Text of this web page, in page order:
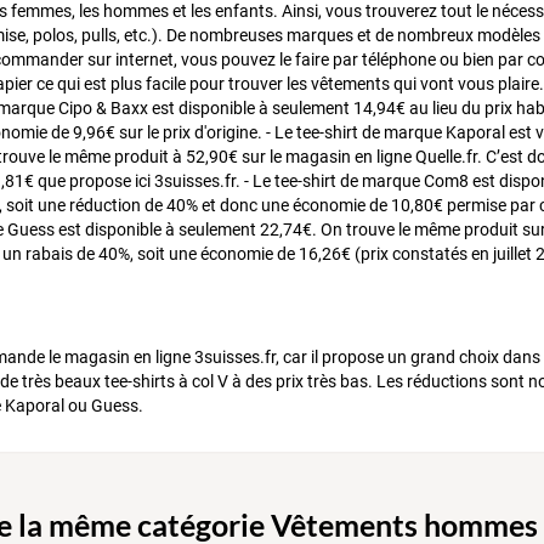
femmes, les hommes et les enfants. Ainsi, vous trouverez tout le
polos, pulls, etc.). De nombreuses marques et de nombreux
sur internet, vous pouvez le faire par téléphone ou bien par
ce qui est plus facile pour trouver les vêtements qui vont vous
Cipo & Baxx est disponible à seulement 14,94€ au lieu du prix
de 9,96€ sur le prix d'origine. - Le tee-shirt de marque Kaporal est
le même produit à 52,90€ sur le magasin en ligne Quelle.fr. C’est
que propose ici 3suisses.fr. - Le tee-shirt de marque Com8 est
une réduction de 40% et donc une économie de 10,80€ permise par
Guess est disponible à seulement 22,74€. On trouve le même produit
rabais de 40%, soit une économie de 16,26€ (prix constatés en juillet
le magasin en ligne 3suisses.fr, car il propose un grand choix
très beaux tee-shirts à col V à des prix très bas. Les réductions sont
ou Guess.
la même catégorie Vêtements hommes